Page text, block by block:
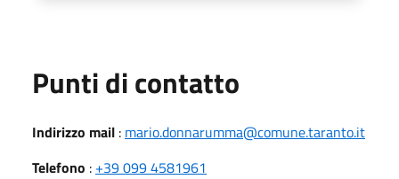
Punti di contatto
Indirizzo mail : mario.donnarumma@comune.taranto.it
Telefono : +39 099 4581961